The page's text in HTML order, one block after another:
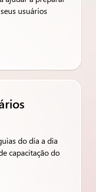
usuários
do dia a dia
capacitação do